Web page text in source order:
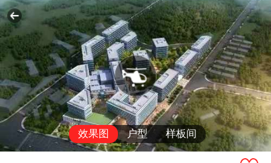
效果图 户型 样板间